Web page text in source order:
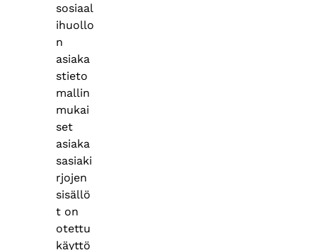
sosiaal
ihuollo
n
asiaka
stieto
mallin
mukai
set
asiaka
sasiaki
rjojen
sisällö
t on
otettu
käyttö